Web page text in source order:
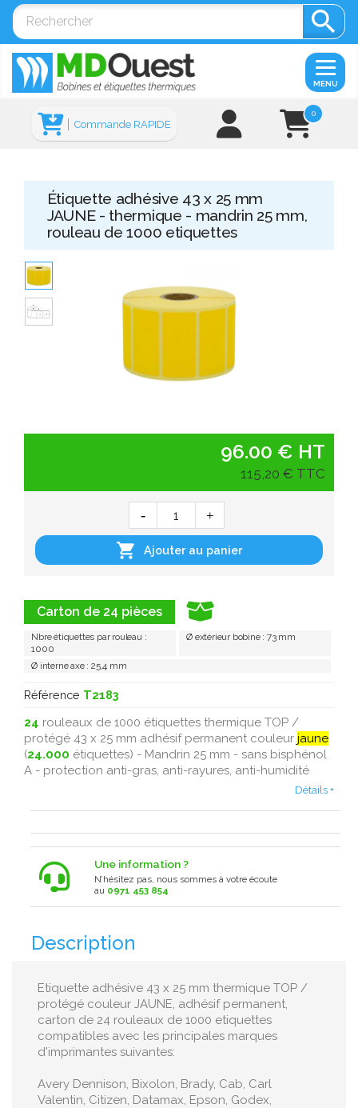

0
Commande RAPIDE
MENU
Étiquette adhésive 43 x 25 mm
JAUNE - thermique - mandrin 25 mm,
rouleau de 1000 etiquettes
Carton de 24 pièces
Nbre étiquettes par rouleau :
1000
Ø extérieur bobine : 73 mm
Ø interne axe : 25,4 mm
Référence T2183
24 rouleaux de 1000 étiquettes thermique TOP /
protégé 43 x 25 mm adhésif permanent couleur jaune
(24.000 étiquettes) - Mandrin 25 mm - sans bisphénol
A - protection anti-gras, anti-rayures, anti-humidité
Détails +
Une information ?
N’hésitez pas, nous sommes à votre écoute
au 0971 453 854
96.00 € HT
115,20 € TTC
 Ajouter au panier
Description
Etiquette adhésive 43 x 25 mm thermique TOP /
protégé couleur JAUNE, adhésif permanent,
carton de 24 rouleaux de 1000 etiquettes
compatibles avec les principales marques
d'imprimantes suivantes:
Avery Dennison, Bixolon, Brady, Cab, Carl
Valentin, Citizen, Datamax, Epson, Godex,